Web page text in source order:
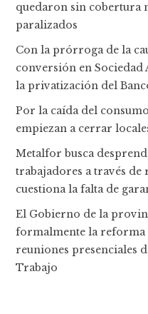
quedaron sin cobertura
paralizados
Con la prórroga de la
conversión en
la privatización del
Por la caída del
empiezan a cerrar
Metalfor busca
trabajadores a través
cuestiona la falta de
El Gobierno de la
formalmente la
reuniones presenciales
Trabajo